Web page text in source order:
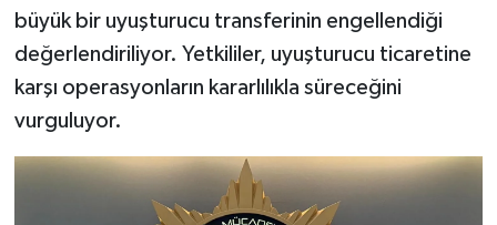
büyük bir uyuşturucu transferinin engellendiği
değerlendiriliyor. Yetkililer, uyuşturucu ticaretine
karşı operasyonların kararlılıkla süreceğini
vurguluyor.